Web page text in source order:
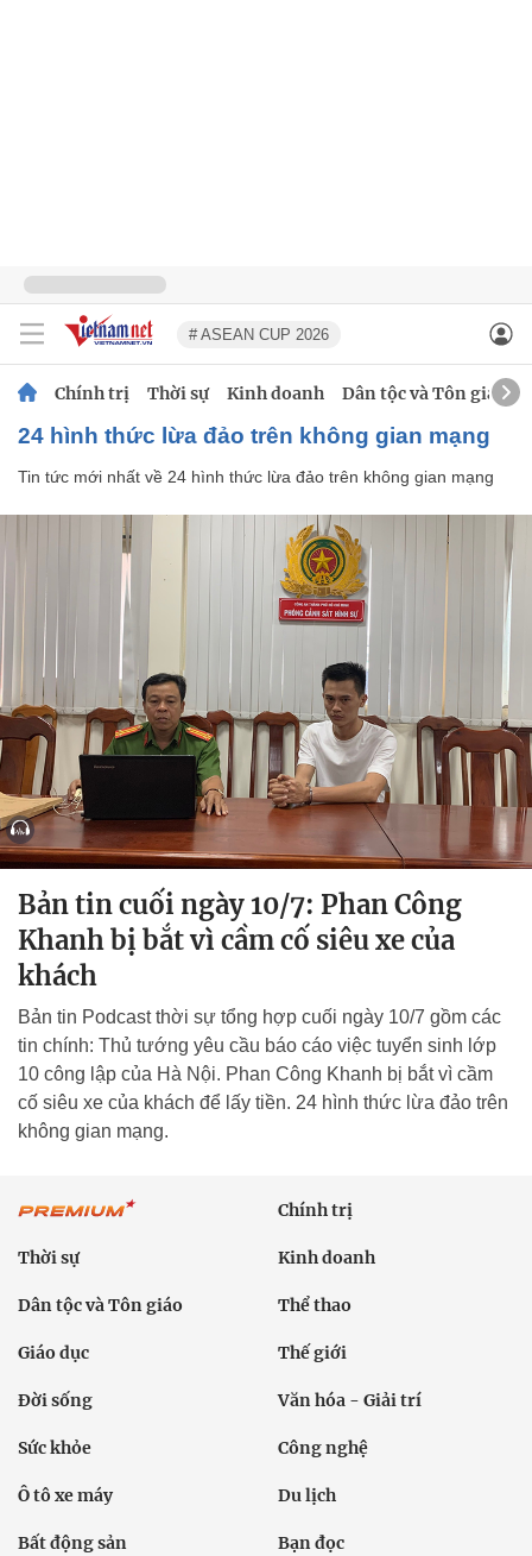
# ASEAN CUP 2026
Chính trị Thời sự Kinh doanh Dân tộc và Tôn giáo
24 hình thức lừa đảo trên không gian mạng
Tin tức mới nhất về 24 hình thức lừa đảo trên không gian mạng
Bản tin cuối ngày 10/7: Phan Công
Khanh bị bắt vì cầm cố siêu xe của
khách
Bản tin Podcast thời sự tổng hợp cuối ngày 10/7 gồm các
tin chính: Thủ tướng yêu cầu báo cáo việc tuyển sinh lớp
10 công lập của Hà Nội. Phan Công Khanh bị bắt vì cầm
cố siêu xe của khách để lấy tiền. 24 hình thức lừa đảo trên
không gian mạng.
Chính trị
Thời sự Kinh doanh
Dân tộc và Tôn giáo Thể thao
Giáo dục Thế giới
Đời sống Văn hóa - Giải trí
Sức khỏe Công nghệ
Ô tô xe máy Du lịch
Bất động sản Bạn đọc